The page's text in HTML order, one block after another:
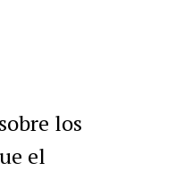
los
el